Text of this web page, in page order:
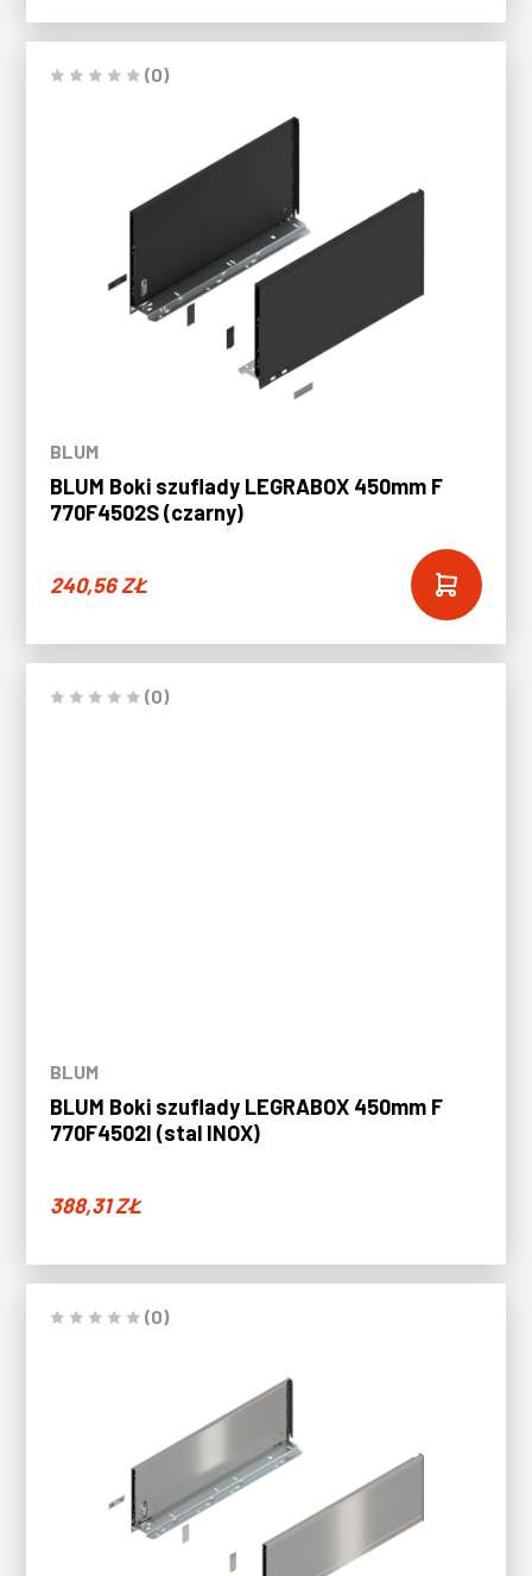
(0)
BLUM
BLUM Boki szuflady LEGRABOX 450mm F
770F4502S (czarny)
240,56ZŁ
(0)
BLUM
BLUM Boki szuflady LEGRABOX 450mm F
770F4502I (stal INOX)
388,31ZŁ
(0)